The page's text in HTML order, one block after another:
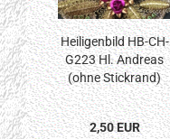
Heiligenbild HB-CH-
G223 Hl. Andreas
(ohne Stickrand)
40x55mm
2,50 EUR